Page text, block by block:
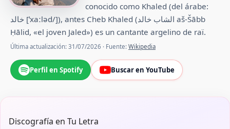
conocido como Khaled (del árabe:
خالد [ˈxaːləd/]), antes Cheb Khaled (الشاب خالد aš-Šābb
Ḥālid, «el joven Jaled») es un cantante argelino de raï.
Última actualización: 31/07/2026 · Fuente: Wikipedia
Perfil en Spotify Buscar en YouTube
Discografía en Tu Letra